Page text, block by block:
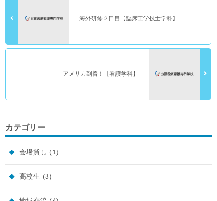
海外研修２日目【臨床工学技士学科】
アメリカ到着！【看護学科】
カテゴリー
会場貸し (1)
高校生 (3)